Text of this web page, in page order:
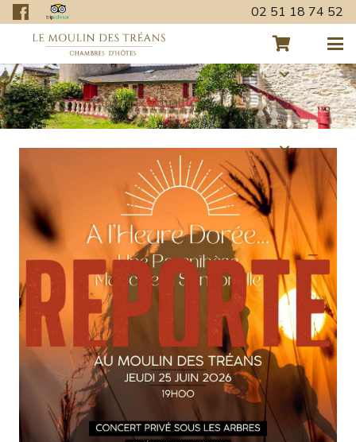
02 51 18 74 52
Retour aux actualités